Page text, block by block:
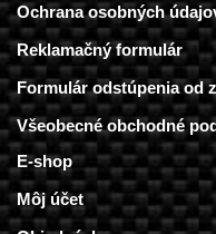
Ochrana osobných
Reklamačný formulár
Formulár odstúpenia od
Všeobecné obchodné
E-shop
Môj účet